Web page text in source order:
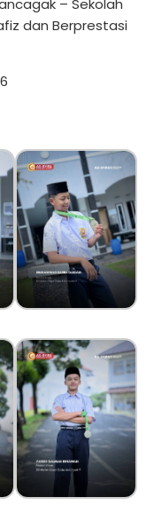
– Sekolah
dan Berprestasi